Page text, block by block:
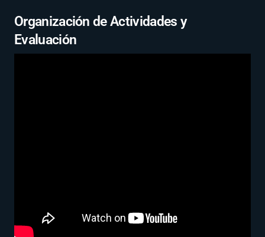
Organización de Actividades y
Evaluación